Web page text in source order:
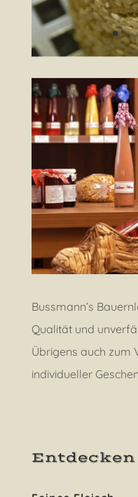
Bussmann’s
Qualität und
Übrigens auch zum
individueller
Entdecken